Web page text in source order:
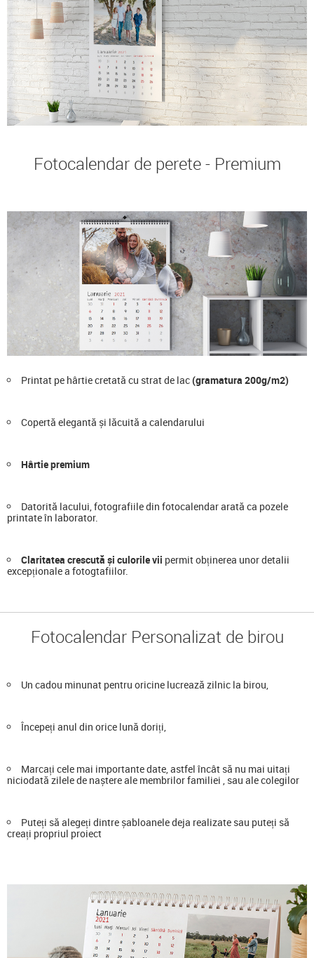
Fotocalendar de perete - Premium
Printat pe hârtie cretată cu strat de lac(gramatura 200g/m2)
Copertă elegantă și lăcuită a calendarului
Hârtie premium
Datorită lacului, fotografiile din fotocalendar arată ca pozele
printate în laborator.
Claritatea crescută și culorile vii permit obținerea unor detalii
excepționale a fotogtafiilor.
Fotocalendar Personalizat de birou
Un cadou minunat pentru oricine lucrează zilnic la birou,
Începeți anul din orice lună doriți,
Marcați cele mai importante date, astfel încât să nu mai uitați
niciodată zilele de naștere ale membrilor familiei , sau ale colegilor
Puteți să alegeți dintre șabloanele deja realizate sau puteți să
creați propriul proiect